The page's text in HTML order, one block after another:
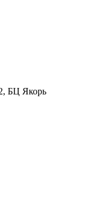
БЦ Якорь